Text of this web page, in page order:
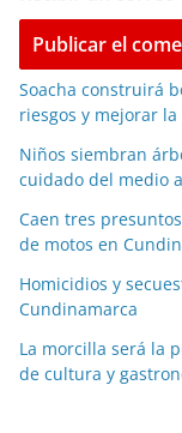
Soacha construirá
riesgos y mejorar
Niños siembran
cuidado del medio
Caen tres
de motos en
Homicidios y
Cundinamarca
La morcilla será la
de cultura y